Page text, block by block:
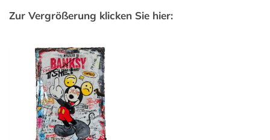
Zur Vergrößerung klicken Sie hier: